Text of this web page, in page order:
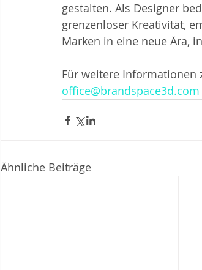
gestalten. Als Designer
grenzenloser Kreativität,
Marken in eine neue Ära,
Für weitere Informationen
office@brandspace3d.com
Ähnliche Beiträge